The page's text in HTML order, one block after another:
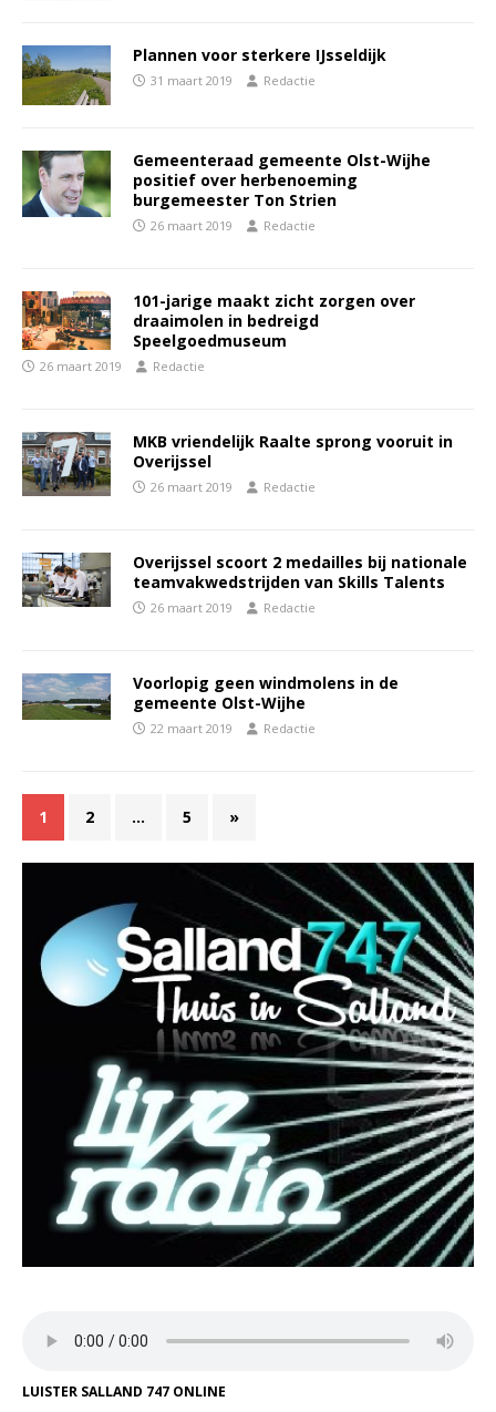
Plannen voor sterkere IJsseldijk
31 maart 2019 Redactie
Gemeenteraad gemeente Olst-Wijhe
positief over herbenoeming
burgemeester Ton Strien
26 maart 2019 Redactie
101-jarige maakt zicht zorgen over
draaimolen in bedreigd
Speelgoedmuseum
26 maart 2019 Redactie
MKB vriendelijk Raalte sprong vooruit in
Overijssel
26 maart 2019 Redactie
Overijssel scoort 2 medailles bij nationale
teamvakwedstrijden van Skills Talents
26 maart 2019 Redactie
Voorlopig geen windmolens in de
gemeente Olst-Wijhe
22 maart 2019 Redactie
1 2 … 5 »
LUISTER SALLAND 747 ONLINE